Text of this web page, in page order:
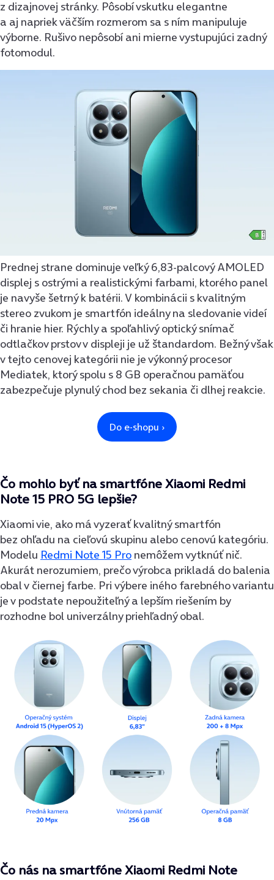
z dizajnovej stránky. Pôsobí vskutku elegantne
a aj napriek väčším rozmerom sa s ním manipuluje
výborne. Rušivo nepôsobí ani mierne vystupujúci zadný
fotomodul.
Prednej strane dominuje veľký 6,83-palcový AMOLED
displej s ostrými a realistickými farbami, ktorého panel
je navyše šetrný k batérii. V kombinácii s kvalitným
stereo zvukom je smartfón ideálny na sledovanie videí
či hranie hier. Rýchly a spoľahlivý optický snímač
odtlačkov prstov v displeji je už štandardom. Bežný však
v tejto cenovej kategórii nie je výkonný procesor
Mediatek, ktorý spolu s 8 GB operačnou pamäťou
zabezpečuje plynulý chod bez sekania či dlhej reakcie.
Čo mohlo byť na smartfóneXiaomi Redmi
Note 15 PRO 5G lepšie?
Xiaomi vie, ako má vyzerať kvalitný smartfón
bez ohľadu na cieľovú skupinu alebo cenovú kategóriu.
Modelu Redmi Note 15 Pro nemôžem vytknúť nič.
Akurát nerozumiem, prečo výrobca prikladá do balenia
obal v čiernej farbe. Pri výbere iného farebného variantu
je v podstate nepoužiteľný a lepším riešením by
rozhodne bol univerzálny priehľadný obal.
Čo nás na smartfóneXiaomi Redmi Note